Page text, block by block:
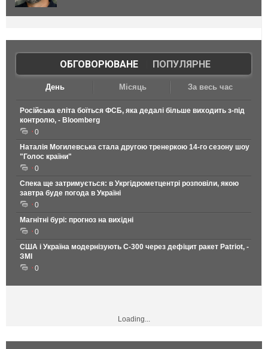
ОБГОВОРЮВАНЕ| ПОПУЛЯРНЕ
День Місяць За весь час
Російська еліта боїться ФСБ, яка дедалі більше виходить з-під
контролю, - Bloomberg
0
Наталія Могилевська стала другою тренеркою 14-го сезону шоу
"Голос країни"
0
Спека ще затримується: в Укргідрометцентрі розповіли, якою
завтра буде погода в Україні
0
Магнітні бурі: прогноз на вихідні
0
США і Україна модернізують С-300 через дефіцит ракет Patriot, -
ЗМІ
0
Loading...